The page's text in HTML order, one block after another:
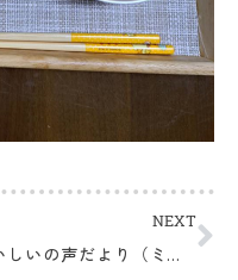
NEXT
おいしいの声だより（ミナオス通信）～ミナオスの晩ごはんより～10/7（金）特別編 こんなところ行ってきました。